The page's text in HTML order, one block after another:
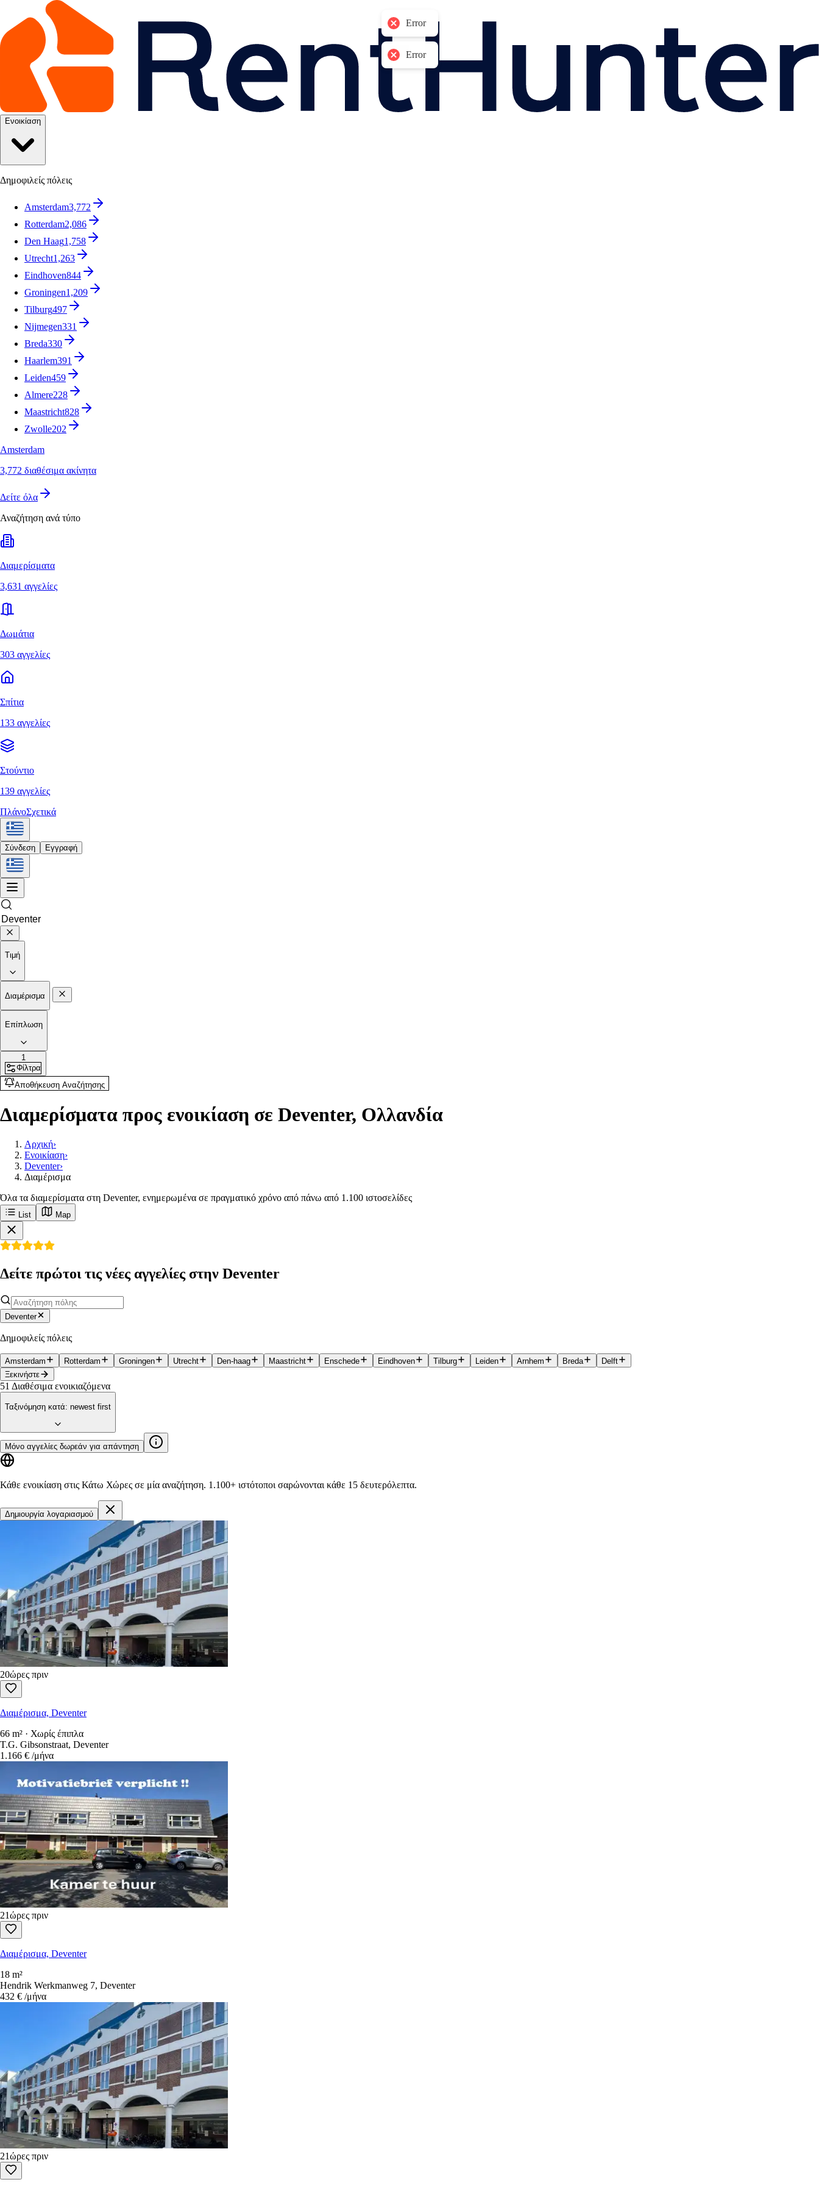
Ενοικίαση
Δημοφιλείς πόλεις
Amsterdam3,772
Rotterdam2,086
Den Haag1,758
Utrecht1,263
Eindhoven844
Groningen1,209
Tilburg497
Nijmegen331
Breda330
Haarlem391
Leiden459
Almere228
Maastricht828
Zwolle202
Amsterdam
3,772 διαθέσιμα ακίνητα
Δείτε όλα
Αναζήτηση ανά τύπο
Διαμερίσματα
3,631 αγγελίες
Δωμάτια
303 αγγελίες
Σπίτια
133 αγγελίες
Στούντιο
139 αγγελίες
ΠλάνοΣχετικά
Σύνδεση Εγγραφή
Τιμή
Διαμέρισμα
Επίπλωση
1
Φίλτρα
Αποθήκευση Αναζήτησης
Διαμερίσματα προς ενοικίαση σε Deventer, Ολλανδία
Αρχική›
Ενοικίαση›
Deventer›
Διαμέρισμα
Όλα τα διαμερίσματα στη Deventer, ενημερωμένα σε πραγματικό χρόνο από πάνω από 1.100 ιστοσελίδες
List Map
Δείτε πρώτοι τις νέες αγγελίες στην Deventer
Deventer
Δημοφιλείς πόλεις
Amsterdam Rotterdam Groningen Utrecht Den-haag Maastricht Enschede Eindhoven Tilburg Leiden Arnhem Breda
Delft
Ξεκινήστε
51 Διαθέσιμα ενοικιαζόμενα
Ταξινόμηση κατά: newest first
Μόνο αγγελίες δωρεάν για απάντηση
Κάθε ενοικίαση στις Κάτω Χώρες σε μία αναζήτηση. 1.100+ ιστότοποι σαρώνονται κάθε 15 δευτερόλεπτα.
Δημιουργία λογαριασμού
20ώρες πριν
Διαμέρισμα, Deventer
66 m² · Χωρίς έπιπλα
T.G. Gibsonstraat, Deventer
1.166 € /μήνα
21ώρες πριν
Διαμέρισμα, Deventer
18 m²
Hendrik Werkmanweg 7, Deventer
432 € /μήνα
21ώρες πριν
Error